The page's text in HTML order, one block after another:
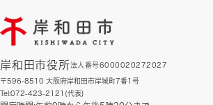
岸和田市役所法人番号6000020272027
〒596-8510 大阪府岸和田市岸城町7番1号
Tel:072-423-2121(代表)